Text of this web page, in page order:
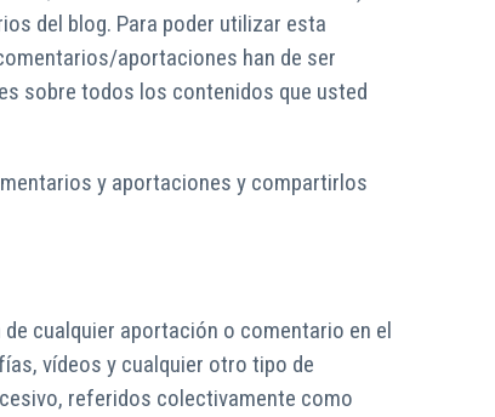
del blog. Para poder utilizar esta
aportaciones han de ser
sobre todos los contenidos que usted
y aportaciones y compartirlos
cualquier aportación o comentario en el
vídeos y cualquier otro tipo de
referidos colectivamente como